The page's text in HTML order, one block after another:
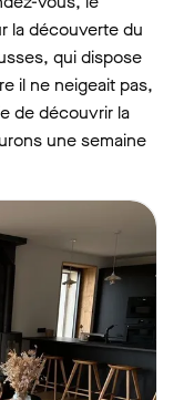
la découverte du
qui dispose
il ne neigeait pas,
de découvrir la
une semaine